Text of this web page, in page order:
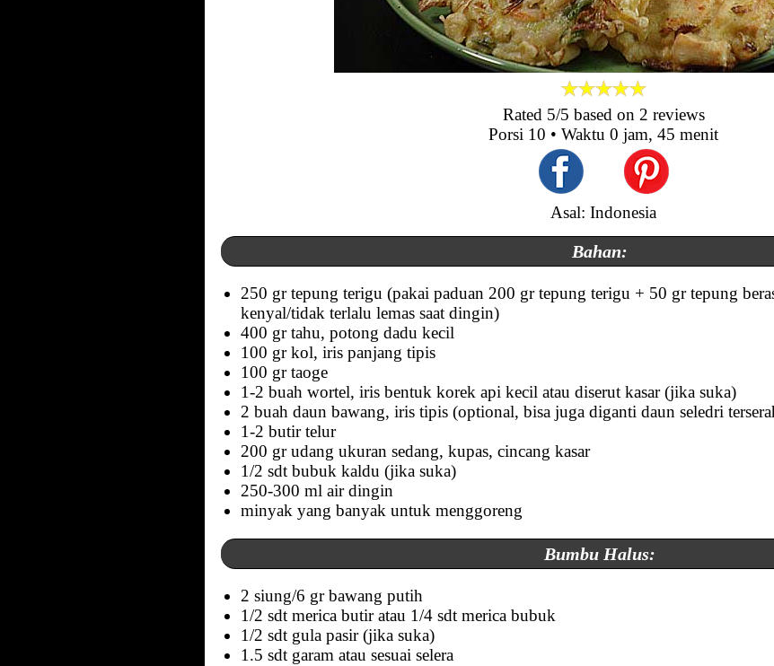
Rated 5/5 based on 2 reviews
Porsi 10 • Waktu 0 jam, 45 menit
Asal: Indonesia
Bahan:
250 gr tepung terigu (pakai paduan 200 gr tepung terigu + 50 gr tepung
kenyal/tidak terlalu lemas saat dingin)
400 gr tahu, potong dadu kecil
100 gr kol, iris panjang tipis
100 gr taoge
1-2 buah wortel, iris bentuk korek api kecil atau diserut kasar (jika suka)
2 buah daun bawang, iris tipis (optional, bisa juga diganti daun seledri
1-2 butir telur
200 gr udang ukuran sedang, kupas, cincang kasar
1/2 sdt bubuk kaldu (jika suka)
250-300 ml air dingin
minyak yang banyak untuk menggoreng
Bumbu Halus:
2 siung/6 gr bawang putih
1/2 sdt merica butir atau 1/4 sdt merica bubuk
1/2 sdt gula pasir (jika suka)
1.5 sdt garam atau sesuai selera